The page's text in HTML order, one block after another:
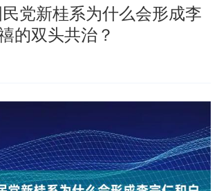
党新桂系为什么会形成李
的双头共治？